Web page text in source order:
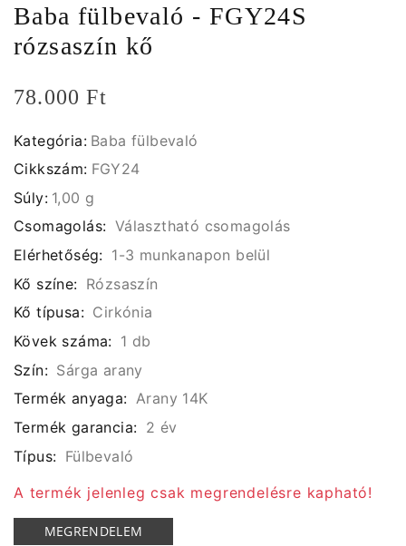
Baba fülbevaló - FGY24S
rózsaszín kő
78.000 Ft
Kategória: Baba fülbevaló
Cikkszám: FGY24
Súly: 1,00 g
Csomagolás: Választható csomagolás
Elérhetőség: 1-3 munkanapon belül
Kő színe: Rózsaszín
Kő típusa: Cirkónia
Kövek száma: 1 db
Szín: Sárga arany
Termék anyaga: Arany 14K
Termék garancia: 2 év
Típus: Fülbevaló
A termék jelenleg csak megrendelésre kapható!
MEGRENDELEM